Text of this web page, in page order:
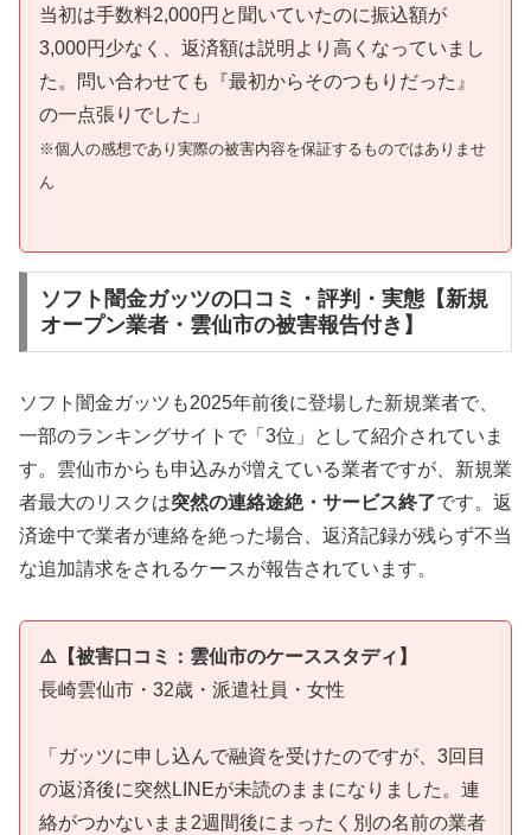
当初は手数料2,000円と聞いていたのに振込額が
3,000円少なく、返済額は説明より高くなっていまし
た。問い合わせても『最初からそのつもりだった』
の一点張りでした」
※個人の感想であり実際の被害内容を保証するものではありませ
ん
ソフト闇金ガッツの口コミ・評判・実態【新規
オープン業者・雲仙市の被害報告付き】
ソフト闇金ガッツも2025年前後に登場した新規業者で、
一部のランキングサイトで「3位」として紹介されていま
す。雲仙市からも申込みが増えている業者ですが、新規業
者最大のリスクは突然の連絡途絶・サービス終了です。返
済途中で業者が連絡を絶った場合、返済記録が残らず不当
な追加請求をされるケースが報告されています。
⚠️【被害口コミ：雲仙市のケーススタディ】
長崎雲仙市・32歳・派遣社員・女性
「ガッツに申し込んで融資を受けたのですが、3回目
の返済後に突然LINEが未読のままになりました。連
絡がつかないまま2週間後にまったく別の名前の業者